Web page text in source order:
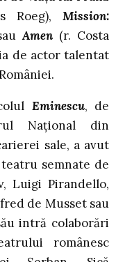
Roeg),Mission:
Amen(r. Costa
de actor talentat
Eminescu, de
Naţional din
sale, a avut
semnate de
Luigi Pirandello,
de Musset sau
intră colaborări
românesc